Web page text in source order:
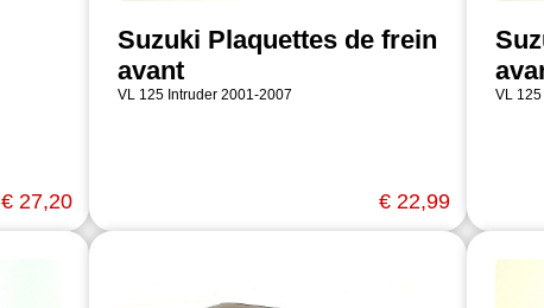
€ 27,20
Suzuki Plaquettes de frein
avant
VL 125 Intruder 2001-2007
€ 22,99
VL